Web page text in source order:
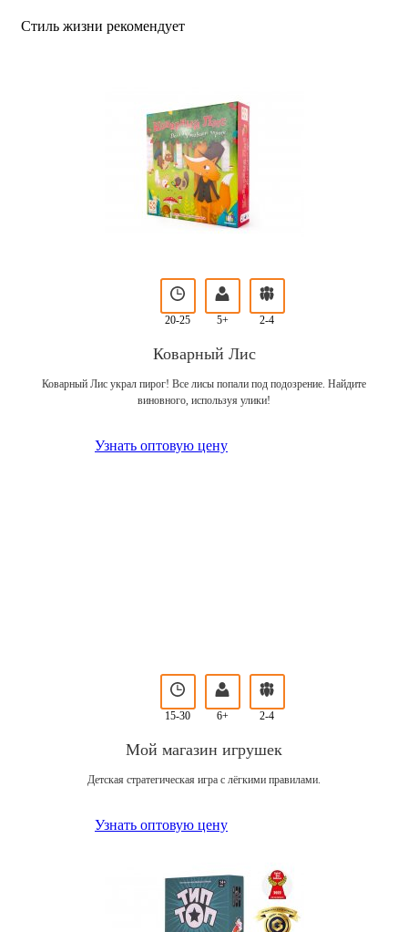
Стиль жизни рекомендует
20-25 5+ 2-4
Коварный Лис
Коварный Лис украл пирог! Все лисы попали под подозрение. Найдите
виновного, используя улики!
Узнать оптовую цену
15-30 6+ 2-4
Мой магазин игрушек
Детская стратегическая игра с лёгкими правилами.
Узнать оптовую цену